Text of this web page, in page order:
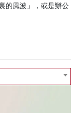
的風波」，或是辦公